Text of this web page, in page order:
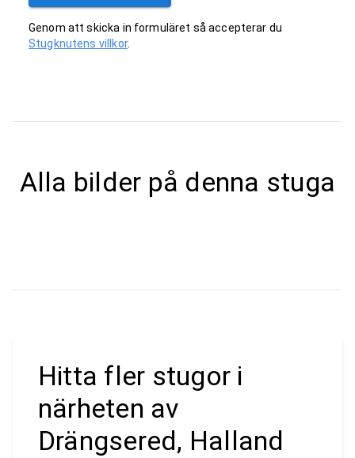
Genom att skicka in formuläret så accepterar du
Stugknutens villkor.
Alla bilder på denna stuga
Hitta fler stugor i
närheten av
Drängsered, Halland